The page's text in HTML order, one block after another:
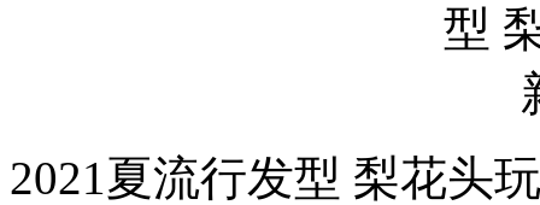
2021夏流行发型 梨花头